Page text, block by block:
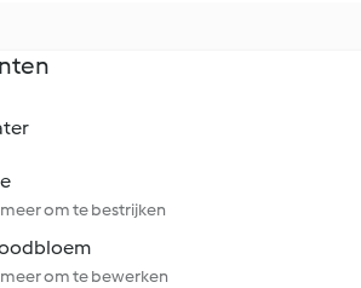
om te bestrijken
om te bewerken